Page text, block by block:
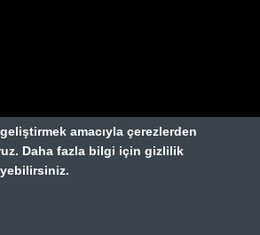
Turizm, TÜRSAB'a kayıtlı bir
amacıyla çerezlerden
Daha fazla bilgi için gizlilik